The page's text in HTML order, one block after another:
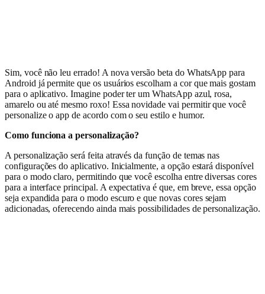
Sim, você não leu errado! A nova versão beta do WhatsApp para
Android já permite que os usuários escolham a cor que mais gostam
para o aplicativo. Imagine poder ter um WhatsApp azul, rosa,
amarelo ou até mesmo roxo! Essa novidade vai permitir que você
personalize o app de acordo com o seu estilo e humor.
Como funciona a personalização?
A personalização será feita através da função de temas nas
configurações do aplicativo. Inicialmente, a opção estará disponível
para o modo claro, permitindo que você escolha entre diversas cores
para a interface principal. A expectativa é que, em breve, essa opção
seja expandida para o modo escuro e que novas cores sejam
adicionadas, oferecendo ainda mais possibilidades de personalização.